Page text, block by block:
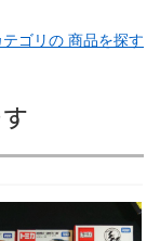
テゴリの 商品を探す